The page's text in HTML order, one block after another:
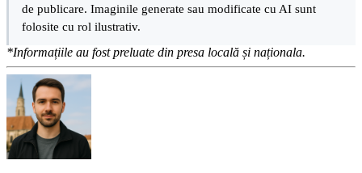
de publicare. Imaginile generate sau modificate cu AI sunt
folosite cu rol ilustrativ.
*Informațiile au fost preluate din presa locală și naționala.